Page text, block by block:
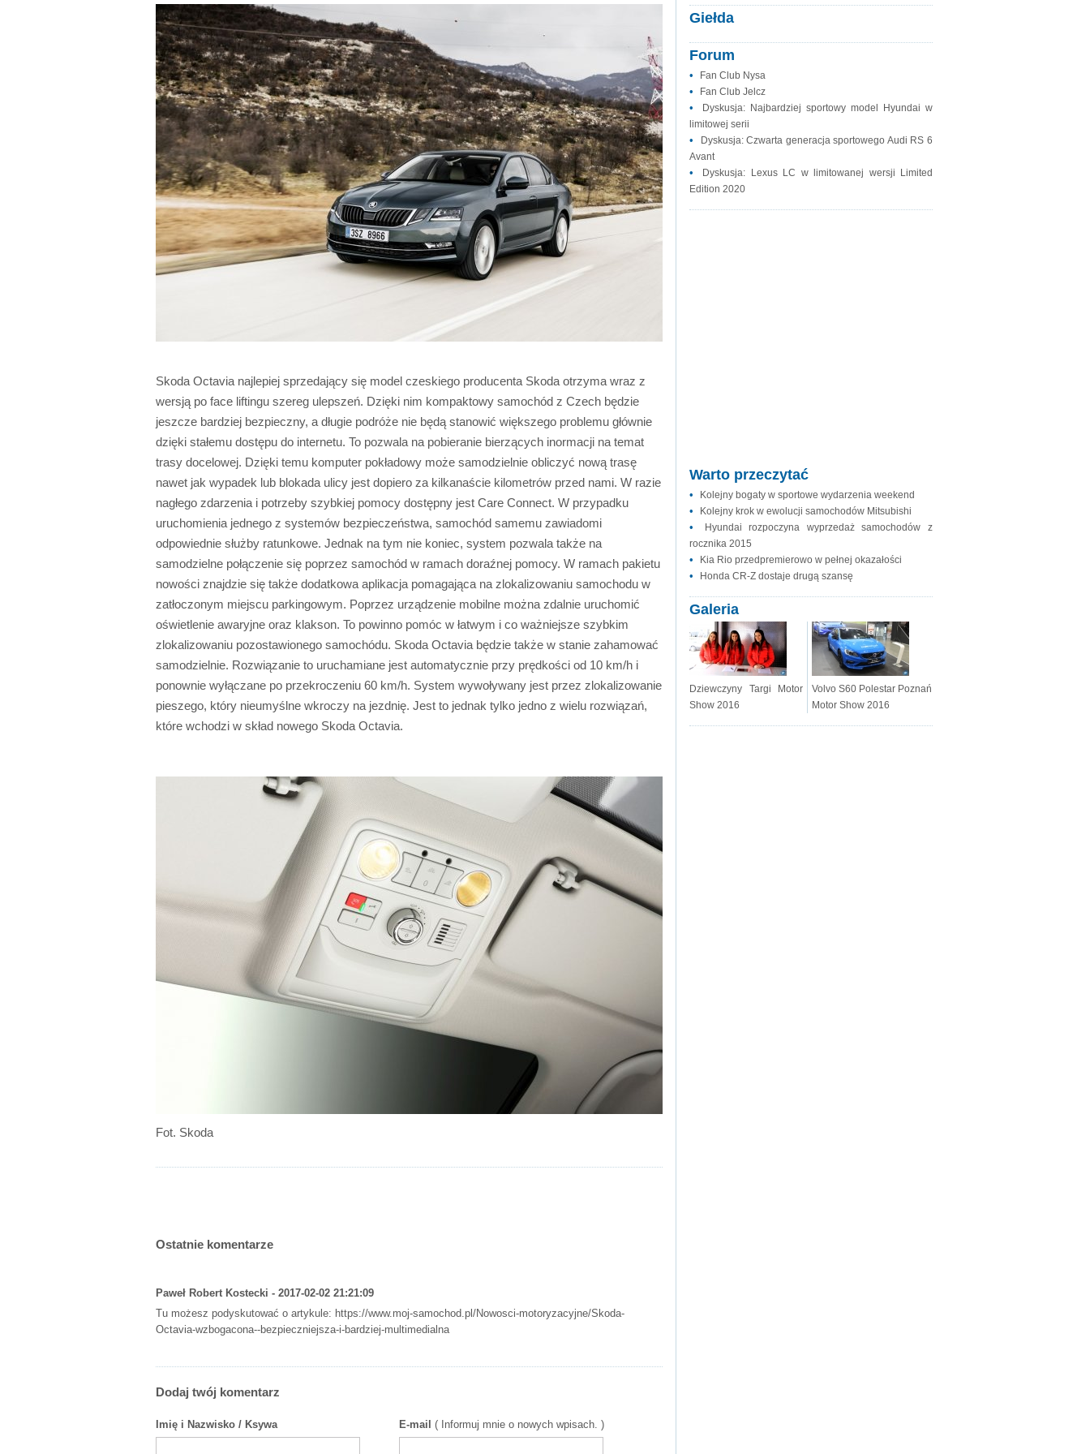
Skoda Octavia najlepiej sprzedający się model czeskiego producenta Skoda otrzyma wraz z
wersją po face liftingu szereg ulepszeń. Dzięki nim kompaktowy samochód z Czech będzie
jeszcze bardziej bezpieczny, a długie podróże nie będą stanowić większego problemu głównie
dzięki stałemu dostępu do internetu. To pozwala na pobieranie bierzących inormacji na temat
trasy docelowej. Dzięki temu komputer pokładowy może samodzielnie obliczyć nową trasę
nawet jak wypadek lub blokada ulicy jest dopiero za kilkanaście kilometrów przed nami. W razie
nagłego zdarzenia i potrzeby szybkiej pomocy dostępny jest Care Connect. W przypadku
uruchomienia jednego z systemów bezpieczeństwa, samochód samemu zawiadomi
odpowiednie służby ratunkowe. Jednak na tym nie koniec, system pozwala także na
samodzielne połączenie się poprzez samochód w ramach doraźnej pomocy. W ramach pakietu
nowości znajdzie się także dodatkowa aplikacja pomagająca na zlokalizowaniu samochodu w
zatłoczonym miejscu parkingowym. Poprzez urządzenie mobilne można zdalnie uruchomić
oświetlenie awaryjne oraz klakson. To powinno pomóc w łatwym i co ważniejsze szybkim
zlokalizowaniu pozostawionego samochódu. Skoda Octavia będzie także w stanie zahamować
samodzielnie. Rozwiązanie to uruchamiane jest automatycznie przy prędkości od 10 km/h i
ponownie wyłączane po przekroczeniu 60 km/h. System wywoływany jest przez zlokalizowanie
pieszego, który nieumyślne wkroczy na jezdnię. Jest to jednak tylko jedno z wielu rozwiązań,
które wchodzi w skład nowego Skoda Octavia.
Fot. Skoda
Ostatnie komentarze
Paweł Robert Kostecki - 2017-02-02 21:21:09
Tu możesz podyskutować o artykule: https://www.moj-samochod.pl/Nowosci-motoryzacyjne/Skoda-
Octavia-wzbogacona--bezpieczniejsza-i-bardziej-multimedialna
Dodaj twój komentarz
Imię i Nazwisko / Ksywa E-mail ( Informuj mnie o nowych wpisach. )
Giełda
Forum
• Fan Club Nysa
• Fan Club Jelcz
•
Dyskusja: Najbardziej sportowy model Hyundai w
limitowej serii
•
Dyskusja: Czwarta generacja sportowego Audi RS 6
Avant
•
Dyskusja: Lexus LC w limitowanej wersji Limited
Edition 2020
Warto przeczytać
• Kolejny bogaty w sportowe wydarzenia weekend
• Kolejny krok w ewolucji samochodów Mitsubishi
•
Hyundai rozpoczyna wyprzedaż samochodów z
rocznika 2015
• Kia Rio przedpremierowo w pełnej okazałości
• Honda CR-Z dostaje drugą szansę
Galeria
Dziewczyny Targi Motor
Show 2016
Volvo S60 Polestar Poznań
Motor Show 2016